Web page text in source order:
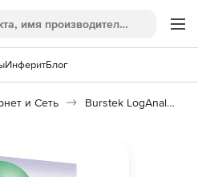
ИнферитБлог
и Сеть Burstek LogAnalyzer